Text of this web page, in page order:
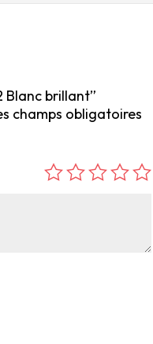
Blanc brillant”
champs obligatoires
s